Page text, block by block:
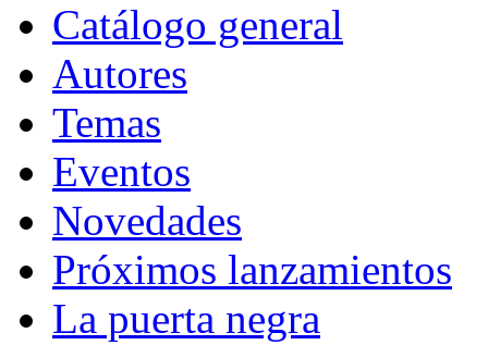
Catálogo general
Autores
Temas
Eventos
Novedades
Próximos lanzamientos
La puerta negra